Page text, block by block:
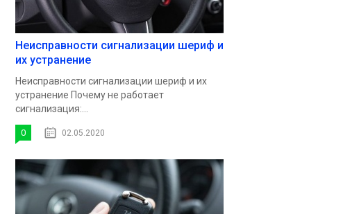
Неисправности сигнализации шериф и
их устранение
Неисправности сигнализации шериф и их
устранение Почему не работает
сигнализация:...
0 02.05.2020